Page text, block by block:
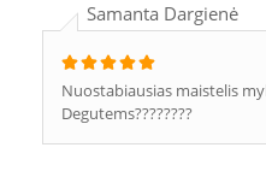
Samanta Dargienė
Nuostabiausias maistelis
Degutems????????